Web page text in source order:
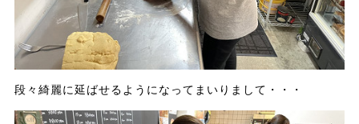
段々綺麗に延ばせるようになってまいりまして・・・